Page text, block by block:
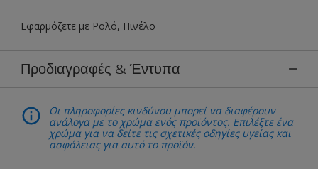
Εφαρμόζετε με Ρολό, Πινέλο
Προδιαγραφές & Έντυπα
Οι πληροφορίες κινδύνου μπορεί να διαφέρουν
ανάλογα με το χρώμα ενός προϊόντος. Επιλέξτε ένα
χρώμα για να δείτε τις σχετικές οδηγίες υγείας και
ασφάλειας για αυτό το προϊόν.